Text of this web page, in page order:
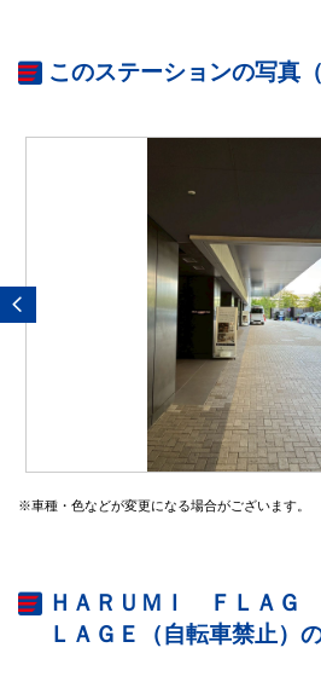
このステーションの写真（
※車種・色などが変更になる場合がございます。
ＨＡＲＵＭＩ ＦＬＡＧ
ＬＡＧＥ（自転車禁止）